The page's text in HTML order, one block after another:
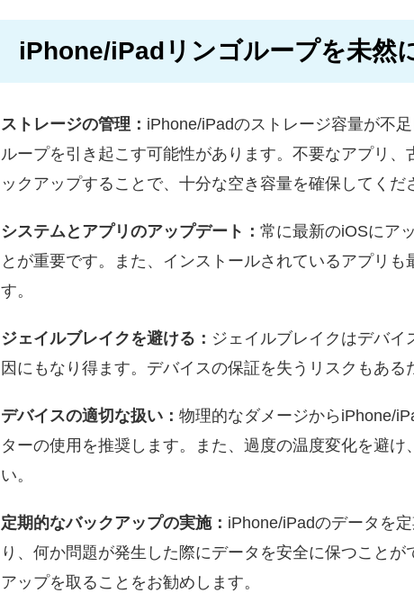
iPhone/iPadリンゴループを未然
ストレージの管理： iPhone/iPadのストレージ容量が不
ループを引き起こす可能性があります。不要なアプリ
ックアップすることで、十分な空き容量を確保してくだ
システムとアプリのアップデート： 常に最新のiOSにア
とが重要です。また、インストールされているアプリ
す。
ジェイルブレイクを避ける： ジェイルブレイクはデバ
因にもなり得ます。デバイスの保証を失うリスクもある
デバイスの適切な扱い： 物理的なダメージからiPhone/
ターの使用を推奨します。また、過度の温度変化を避
い。
定期的なバックアップの実施： iPhone/iPadのデータを
り、何か問題が発生した際にデータを安全に保つこと
アップを取ることをお勧めします。